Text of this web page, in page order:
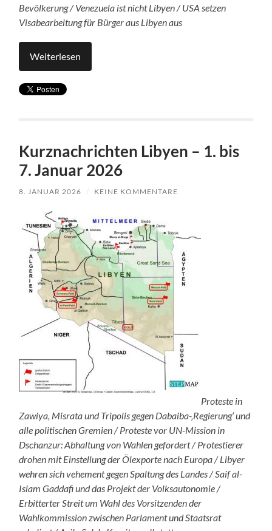
Bevölkerung / Venezuela ist nicht Libyen / USA setzen
Visabearbeitung für Bürger aus Libyen aus
Weiterlesen
Kurznachrichten Libyen – 1. bis
7. Januar 2026
8. JANUAR 2026 / KEINE KOMMENTARE
Proteste in
Zawiya, Misrata und Tripolis gegen Dabaiba-‚Regierung‘ und
alle politischen Gremien / Proteste vor UN-Mission in
Dschanzur: Abhaltung von Wahlen gefordert / Protestierer
drohen mit Einstellung der Ölexporte nach Europa / Libyer
wehren sich vehement gegen Spaltung des Landes / Saif al-
Islam Gaddafi und das Projekt der Volksautonomie /
Erbitterter Streit um Wahl des Vorsitzenden der
Wahlkommission zwischen Parlament und Staatsrat